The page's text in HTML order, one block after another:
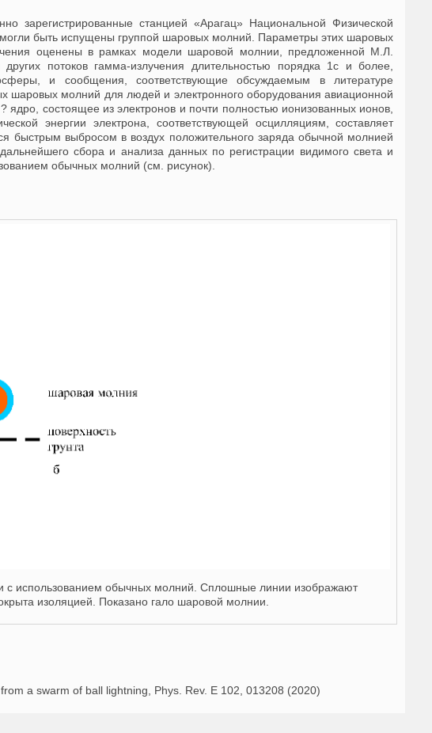
зарегистрированные станцией «Арагац» Национальной Физической
быть испущены группой шаровых молний. Параметры этих шаровых
оценены в рамках модели шаровой молнии, предложенной М.Л.
потоков гамма-излучения длительностью порядка 1с и более,
и сообщения, соответствующие обсуждаемым в литературе
шаровых молний для людей и электронного оборудования авиационной
состоящее из электронов и почти полностью ионизованных ионов,
энергии электрона, соответствующей осцилляциям, составляет
выбросом в воздух положительного заряда обычной молнией
сбора и анализа данных по регистрации видимого света и
обычных молний (см. рисунок).
использованием обычных молний. Сплошные линии изображают
изоляцией. Показано гало шаровой молнии.
a swarm of ball lightning, Phys. Rev. E 102, 013208 (2020)